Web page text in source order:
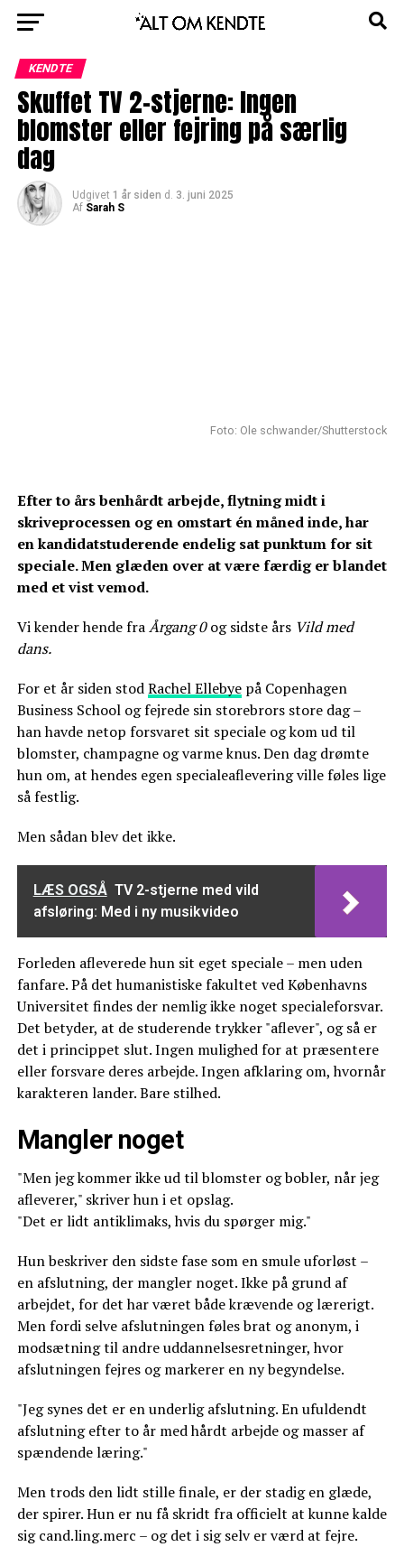
KENDTE
Skuffet TV 2-stjerne: Ingen
blomster eller fejring på særlig
dag
Udgivet 1 år siden d. 3. juni 2025
Af Sarah S
Foto: Ole schwander/Shutterstock
Efter to års benhårdt arbejde, flytning midt i
skriveprocessen og en omstart én måned inde, har
en kandidatstuderende endelig sat punktum for sit
speciale. Men glæden over at være færdig er blandet
med et vist vemod.
Vi kender hende fraÅrgang 0og sidste års Vild med
dans.
For et år siden stodRachel Ellebyepå Copenhagen
Business School og fejrede sin storebrors store dag –
han havde netop forsvaret sit speciale og kom ud til
blomster, champagne og varme knus. Den dag drømte
hun om, at hendes egen specialeaflevering ville føles lige
så festlig.
Men sådan blev det ikke.
LÆS OGSÅ TV 2-stjerne med vild
afsløring: Med i ny musikvideo
Forleden afleverede hun sit eget speciale – men uden
fanfare. På det humanistiske fakultet ved Københavns
Universitet findes der nemlig ikke noget specialeforsvar.
Det betyder, at de studerende trykker "aflever", og så er
det i princippet slut. Ingen mulighed for at præsentere
eller forsvare deres arbejde. Ingen afklaring om, hvornår
karakteren lander. Bare stilhed.
Mangler noget
"Men jeg kommer ikke ud til blomster og bobler, når jeg
afleverer," skriver hun i et opslag.
"Det er lidt antiklimaks, hvis du spørger mig."
Hun beskriver den sidste fase som en smule uforløst –
en afslutning, der mangler noget. Ikke på grund af
arbejdet, for det har været både krævende og lærerigt.
Men fordi selve afslutningen føles brat og anonym, i
modsætning til andre uddannelsesretninger, hvor
afslutningen fejres og markerer en ny begyndelse.
"Jeg synes det er en underlig afslutning. En ufuldendt
afslutning efter to år med hårdt arbejde og masser af
spændende læring."
Men trods den lidt stille finale, er der stadig en glæde,
der spirer. Hun er nu få skridt fra officielt at kunne kalde
sig cand.ling.merc – og det i sig selv er værd at fejre.